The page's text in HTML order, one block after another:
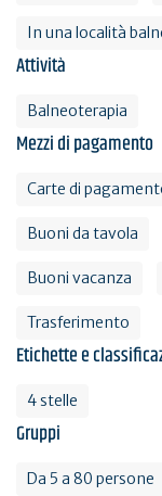
In una località
Attività
Balneoterapia
Mezzi di pagamento
Carte di
Buoni da tavola
Buoni vacanza
Trasferimento
Etichette e
4 stelle
Gruppi
Da 5 a 80 persone